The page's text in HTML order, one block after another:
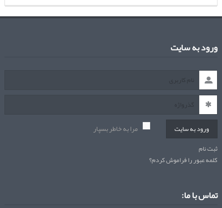
ورود به سایت
ورود به سایت مرا به خاطر بسپار
ثبت نام
کلمه عبور را فراموش کردم؟
تماس با ما: